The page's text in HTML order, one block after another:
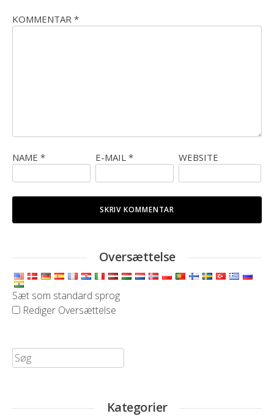
KOMMENTAR *
NAME * E-MAIL * WEBSITE
Oversættelse
Sæt som standard sprog
Rediger Oversættelse
Søg
efter:
Kategorier